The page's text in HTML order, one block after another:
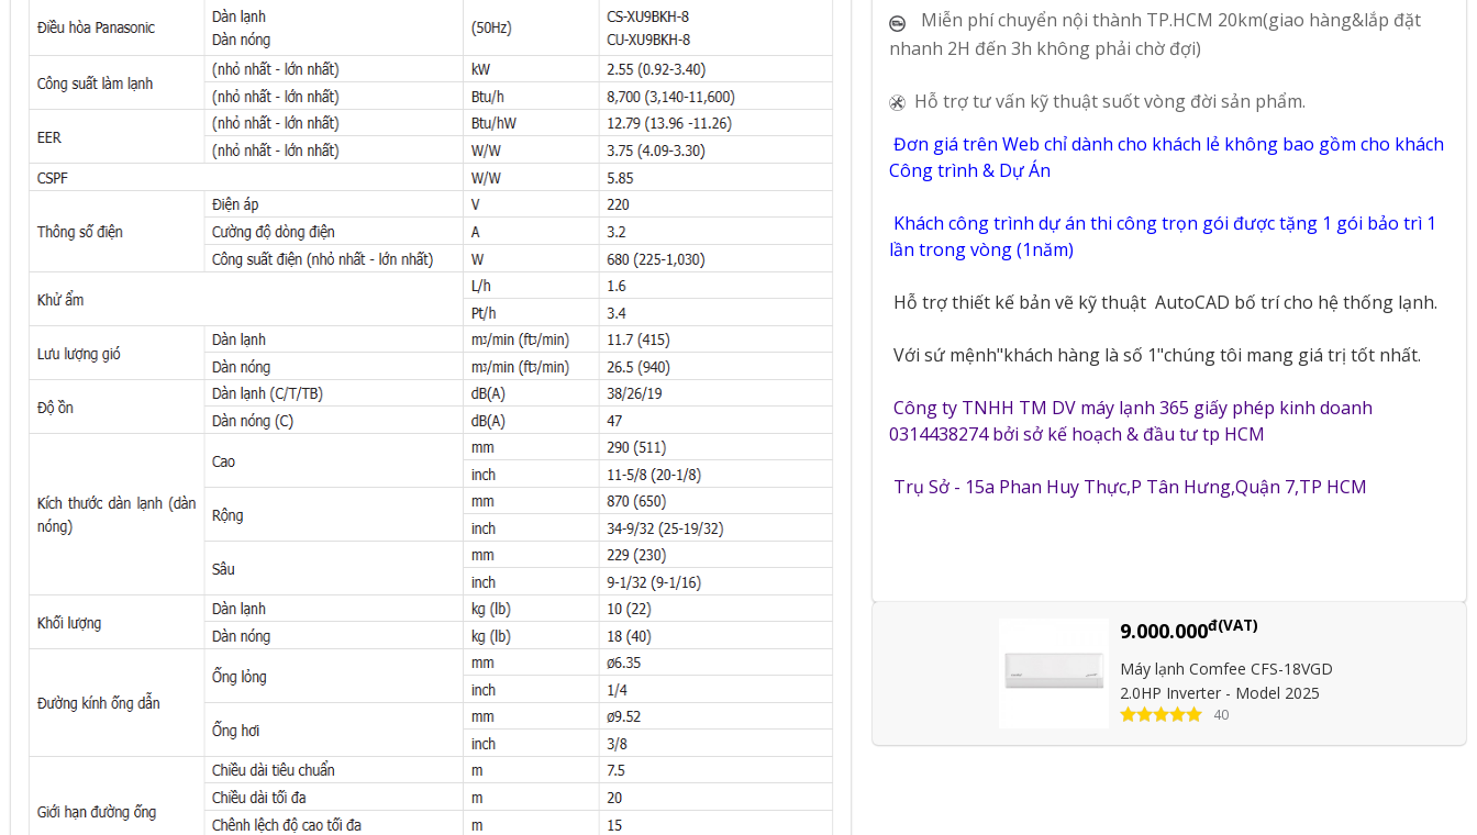
Miễn phí chuyển nội thành TP.HCM 20km(giao hàng&lắp đặt
nhanh 2H đến 3h không phải chờ đợi)
Hỗ trợ tư vấn kỹ thuật suốt vòng đời sản phẩm.
Đơn giá trên Web chỉ dành cho khách lẻ không bao gồm cho khách
Công trình & Dự Án
Khách công trình dự án thi công trọn gói được tặng 1 gói bảo trì 1
lần trong vòng (1năm)
Hỗ trợ thiết kế bản vẽ kỹ thuật AutoCAD bố trí cho hệ thống lạnh.
Với sứ mệnh"khách hàng là số 1"chúng tôi mang giá trị tốt nhất.
Công ty TNHH TM DV máy lạnh 365 giấy phép kinh doanh
0314438274 bởi sở kế hoạch & đầu tư tp HCM
Trụ Sở - 15a Phan Huy Thực,P Tân Hưng,Quận 7,TP HCM
9.000.000đ(VAT)
Máy lạnh Comfee CFS-18VGD
2.0HP Inverter - Model 2025
40